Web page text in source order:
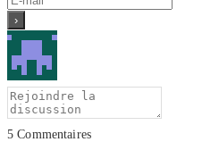
5 Commentaires